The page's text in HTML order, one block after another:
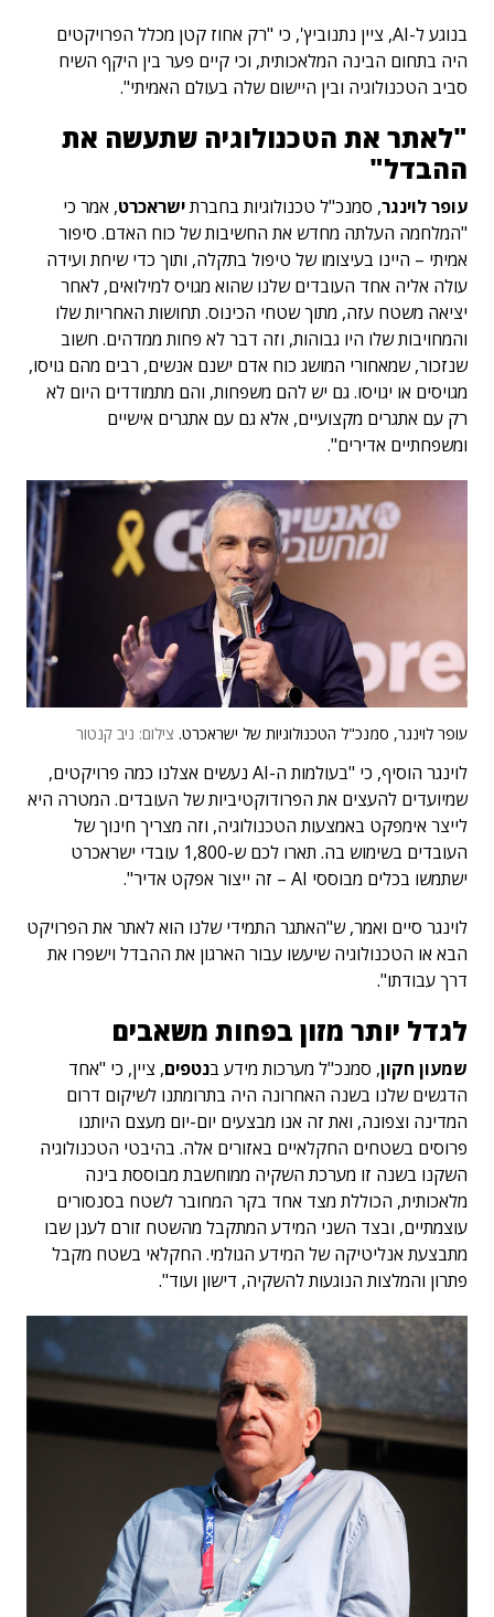
בנוגע ל-AI, ציין נתנוביץ', כי "רק אחוז קטן מכלל הפרויקטים
היה בתחום הבינה המלאכותית, וכי קיים פער בין היקף השיח
סביב הטכנולוגיה ובין היישום שלה בעולם האמיתי".
"לאתר את הטכנולוגיה שתעשה את
ההבדל"
עופר לוינגר, סמנכ"ל טכנולוגיות בחברתישראכרט, אמר כי
"המלחמה העלתה מחדש את החשיבות של כוח האדם. סיפור
אמיתי – היינו בעיצומו של טיפול בתקלה, ותוך כדי שיחת ועידה
עולה אליה אחד העובדים שלנו שהוא מגויס למילואים, לאחר
יציאה משטח עזה, מתוך שטחי הכינוס. תחושות האחריות שלו
והמחויבות שלו היו גבוהות, וזה דבר לא פחות ממדהים. חשוב
שנזכור, שמאחורי המושג כוח אדם ישנם אנשים, רבים מהם גויסו,
מגויסים או יגויסו. גם יש להם משפחות, והם מתמודדים היום לא
רק עם אתגרים מקצועיים, אלא גם עם אתגרים אישיים
ומשפחתיים אדירים".
עופר לוינגר, סמנכ"ל הטכנולוגיות של ישראכרט. צילום: ניב קנטור
לוינגר הוסיף, כי "בעולמות ה-AI נעשים אצלנו כמה פרויקטים,
שמיועדים להעצים את הפרודוקטיביות של העובדים. המטרה היא
לייצר אימפקט באמצעות הטכנולוגיה, וזה מצריך חינוך של
העובדים בשימוש בה. תארו לכם ש-1,800 עובדי ישראכרט
ישתמשו בכלים מבוססי AI – זה ייצור אפקט אדיר".
לוינגר סיים ואמר, ש"האתגר התמידי שלנו הוא לאתר את הפרויקט
הבא או הטכנולוגיה שיעשו עבור הארגון את ההבדל וישפרו את
דרך עבודתו".
לגדל יותר מזון בפחות משאבים
שמעון חקון, סמנכ"ל מערכות מידע בנטפים, ציין, כי "אחד
הדגשים שלנו בשנה האחרונה היה בתרומתנו לשיקום דרום
המדינה וצפונה, ואת זה אנו מבצעים יום-יום מעצם היותנו
פרוסים בשטחים החקלאיים באזורים אלה. בהיבטי הטכנולוגיה
השקנו בשנה זו מערכת השקיה ממוחשבת מבוססת בינה
מלאכותית, הכוללת מצד אחד בקר המחובר לשטח בסנסורים
עוצמתיים, ובצד השני המידע המתקבל מהשטח זורם לענן שבו
מתבצעת אנליטיקה של המידע הגולמי. החקלאי בשטח מקבל
פתרון והמלצות הנוגעות להשקיה, דישון ועוד".